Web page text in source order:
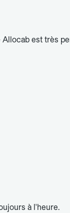
Allocab est très
à l'heure.